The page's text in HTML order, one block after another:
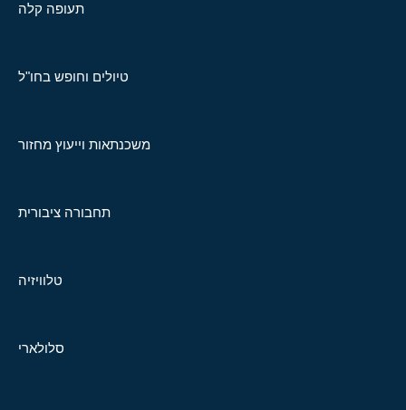
תעופה קלה
טיולים וחופש בחו"ל
משכנתאות וייעוץ מחזור
תחבורה ציבורית
טלוויזיה
סלולארי